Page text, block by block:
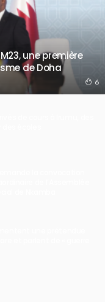
une première
de Doha
6